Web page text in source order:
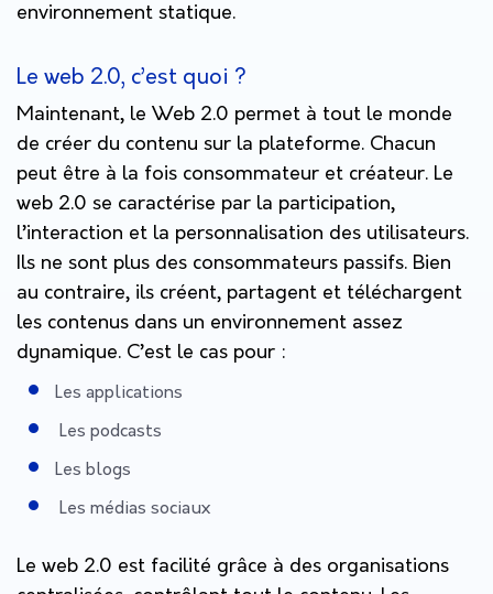
environnement statique.
Le web 2.0, c’est quoi ?
Maintenant, le Web 2.0 permet à tout le monde
de créer du contenu sur la plateforme. Chacun
peut être à la fois consommateur et créateur. Le
web 2.0 se caractérise par la participation,
l’interaction et la personnalisation des utilisateurs.
Ils ne sont plus des consommateurs passifs. Bien
au contraire, ils créent, partagent et téléchargent
les contenus dans un environnement assez
dynamique. C’est le cas pour :
Les applications
Les podcasts
Les blogs
Les médias sociaux
Le web 2.0 est facilité grâce à des organisations